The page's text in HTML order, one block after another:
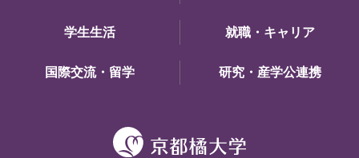
学生生活 就職・キャリア
国際交流・留学 研究・産学公連携